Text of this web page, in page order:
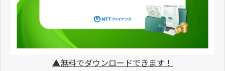
▲無料でダウンロードできます！